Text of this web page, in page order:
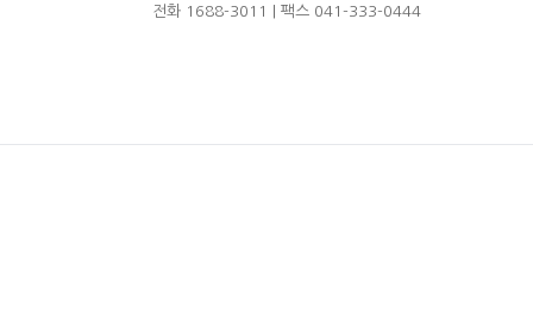
전화 1688-3011 | 팩스 041-333-0444